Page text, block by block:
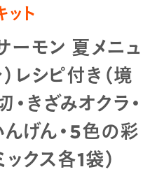
ット
ーモン 夏メニュ
レシピ付き（境
きざみオクラ・
げん・5色の彩
クス各1袋）